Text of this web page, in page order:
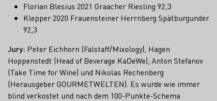
Florian Blesius 2021 Graacher Riesling 92,3
Klepper 2020 Frauensteiner Herrnberg Spätburgunder
92,3
Jury: Peter Eichhorn (Falstaff/Mixology), Hagen
Hoppenstedt (Head of Beverage KaDeWe), Anton Stefanov
(Take Time for Wine) und Nikolas Rechenberg
(Herausgeber GOURMETWELTEN). Es wurde wie immer
blind verkostet und nach dem 100-Punkte-Schema